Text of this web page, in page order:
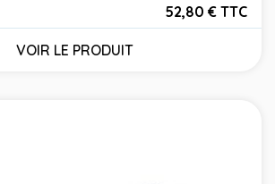
52,80 € TTC
VOIR LE PRODUIT